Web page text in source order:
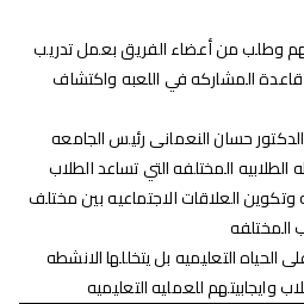
وطلب من أعضاء الفريق بعمل تدريب
قاعدة المشاركه في اللعبه واكتشاف
حسان النعمانى رئيس الجامعه
الطلابيه المختلفه التي تساعد الطلاب
وتكوين العلاقات الاجتماعيه بين مختلف
المختلفه
التعليميه بل يتخللها الانشطه
وايجابيتهم للعمليه التعليميه